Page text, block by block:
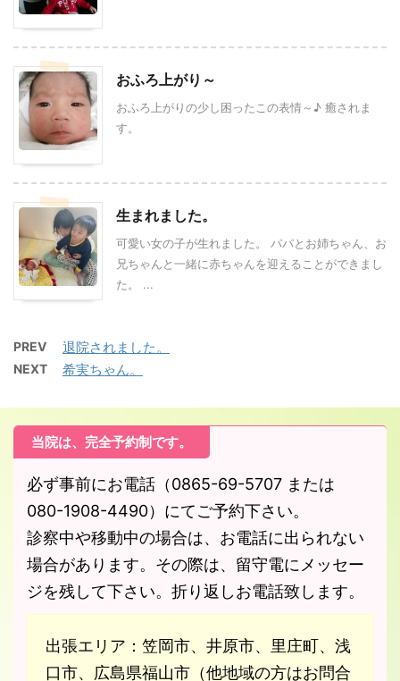
おふろ上がり～
おふろ上がりの少し困ったこの表情～♪ 癒されま
す。
生まれました。
可愛い女の子が生れました。 パパとお姉ちゃん、お
兄ちゃんと一緒に赤ちゃんを迎えることができまし
た。 ...
PREV 退院されました。
NEXT 希実ちゃん。
当院は、完全予約制です。
必ず事前にお電話（0865-69-5707 または
080-1908-4490）にてご予約下さい。
診察中や移動中の場合は、お電話に出られない
場合があります。その際は、留守電にメッセー
ジを残して下さい。折り返しお電話致します。
出張エリア：笠岡市、井原市、里庄町、浅
口市、広島県福山市（他地域の方はお問合